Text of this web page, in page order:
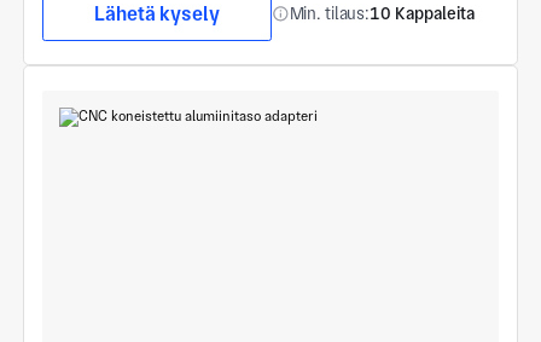
Lähetä kysely Min. tilaus:10 Kappaleita